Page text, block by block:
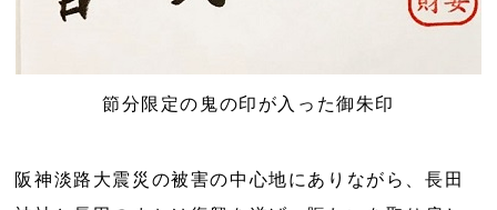
節分限定の鬼の印が入った御朱印
阪神淡路大震災の被害の中心地にありながら、長田